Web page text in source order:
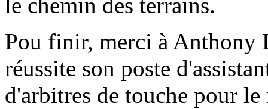
Pou finir, merci à Anthony
réussite son poste
d'arbitres de touche pour